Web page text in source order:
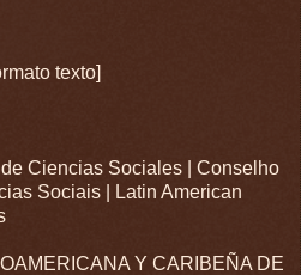
texto]
Ciencias Sociales | Conselho
Sociais | Latin American
Y CARIBEÑA DE